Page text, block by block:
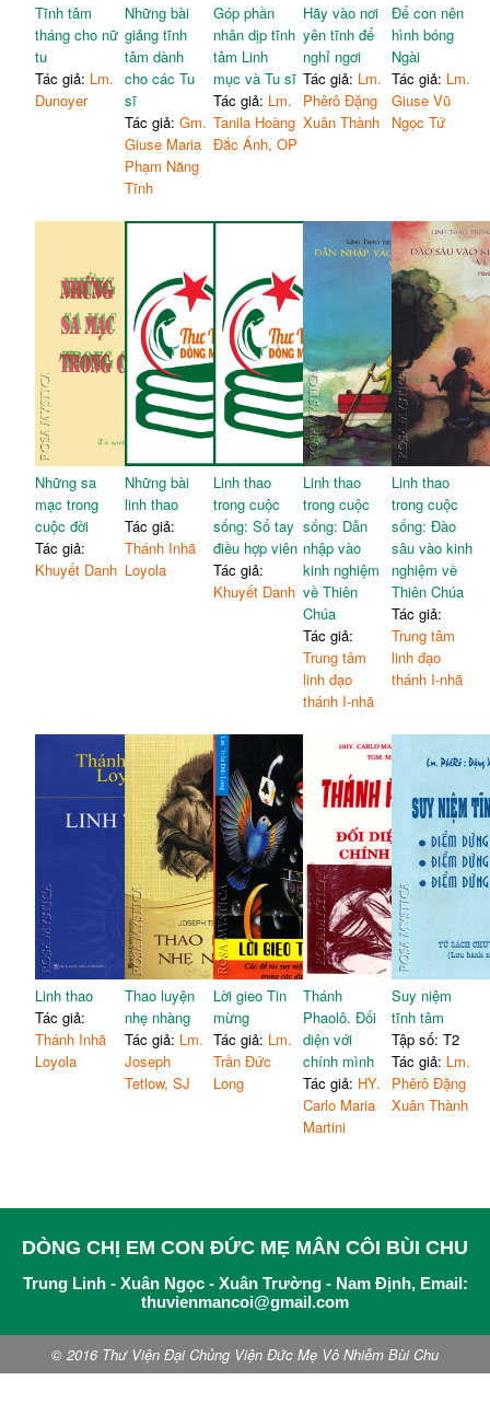
Tĩnh tâm
tháng cho nữ
tu
Tác giả: Lm.
Dunoyer
Những bài
giảng tĩnh
tâm dành
cho các Tu
sĩ
Tác giả: Gm.
Giuse Maria
Phạm Năng
Tĩnh
Góp phần
nhân dịp tĩnh
tâm Linh
mục và Tu sĩ
Tác giả: Lm.
Tanila Hoàng
Đắc Ánh, OP
Hãy vào nơi
yên tĩnh để
nghỉ ngơi
Tác giả: Lm.
Phêrô Đặng
Xuân Thành
Để con nên
hình bóng
Ngài
Tác giả: Lm.
Giuse Vũ
Ngọc Tứ
Những sa
mạc trong
cuộc đời
Tác giả:
Khuyết Danh
Những bài
linh thao
Tác giả:
Thánh Inhã
Loyola
Linh thao
trong cuộc
sống: Sổ tay
điều hợp viên
Tác giả:
Khuyết Danh
Linh thao
trong cuộc
sống: Dẫn
nhập vào
kinh nghiệm
về Thiên
Chúa
Tác giả:
Trung tâm
linh đạo
thánh I-nhã
Linh thao
trong cuộc
sống: Đào
sâu vào kinh
nghiệm về
Thiên Chúa
Tác giả:
Trung tâm
linh đạo
thánh I-nhã
Linh thao
Tác giả:
Thánh Inhã
Loyola
Thao luyện
nhẹ nhàng
Tác giả: Lm.
Joseph
Tetlow, SJ
Lời gieo Tin
mừng
Tác giả: Lm.
Trần Đức
Long
Thánh
Phaolô. Đối
diện với
chính mình
Tác giả: HY.
Carlo Maria
Martini
Suy niệm
tĩnh tâm
Tập số: T2
Tác giả: Lm.
Phêrô Đặng
Xuân Thành
DÒNG CHỊ EM CON ĐỨC MẸ MÂN CÔI BÙI CHU
Trung Linh - Xuân Ngọc - Xuân Trường - Nam Định, Email:
thuvienmancoi@gmail.com
© 2016 Thư Viện Đại Chủng Viện Đức Mẹ Vô Nhiễm Bùi Chu